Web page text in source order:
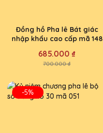
Đồng hồ Pha lê Bát giác
nhập khẩu cao cấp mã 148
685.000 ₫
700.000 ₫
-5%